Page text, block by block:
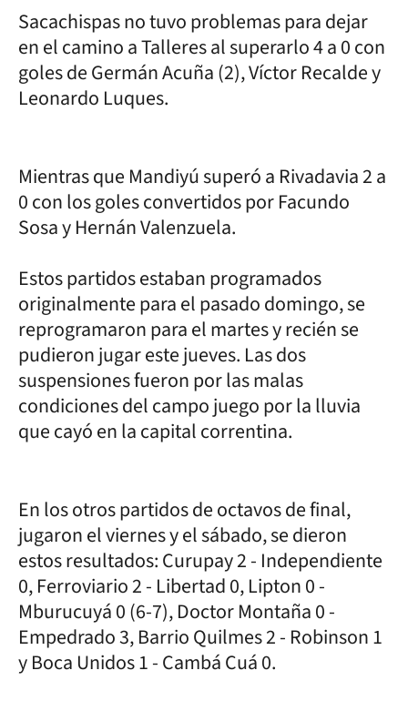
Sacachispas no tuvo problemas para dejar
en el camino a Talleres al superarlo 4 a 0 con
goles de Germán Acuña (2), Víctor Recalde y
Leonardo Luques.
Mientras que Mandiyú superó a Rivadavia 2 a
0 con los goles convertidos por Facundo
Sosa y Hernán Valenzuela.
Estos partidos estaban programados
originalmente para el pasado domingo, se
reprogramaron para el martes y recién se
pudieron jugar este jueves. Las dos
suspensiones fueron por las malas
condiciones del campo juego por la lluvia
que cayó en la capital correntina.
En los otros partidos de octavos de final,
jugaron el viernes y el sábado, se dieron
estos resultados: Curupay 2 - Independiente
0, Ferroviario 2 - Libertad 0, Lipton 0 -
Mburucuyá 0 (6-7), Doctor Montaña 0 -
Empedrado 3, Barrio Quilmes 2 - Robinson 1
y Boca Unidos 1 - Cambá Cuá 0.